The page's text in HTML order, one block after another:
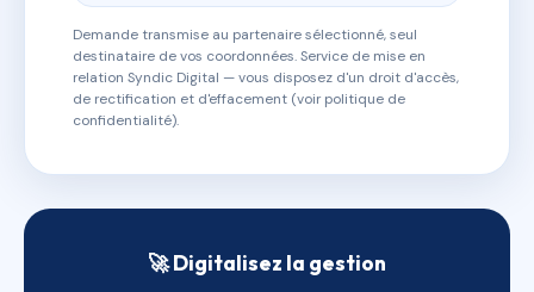
Demande transmise au partenaire sélectionné, seul
destinataire de vos coordonnées. Service de mise en
relation Syndic Digital — vous disposez d'un droit d'accès,
de rectification et d'effacement (voir politique de
confidentialité).
🚀 Digitalisez la gestion